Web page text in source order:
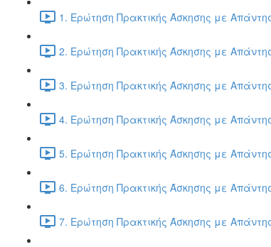
1. Ερώτηση Πρακτικής Άσκησης με
2. Ερώτηση Πρακτικής Άσκησης με
3. Ερώτηση Πρακτικής Άσκησης με
4. Ερώτηση Πρακτικής Άσκησης με
5. Ερώτηση Πρακτικής Άσκησης με
6. Ερώτηση Πρακτικής Άσκησης με
7. Ερώτηση Πρακτικής Άσκησης με